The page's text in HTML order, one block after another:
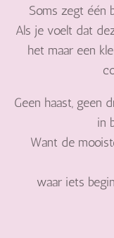
Soms zegt één
Als je voelt dat
het maar een
Geen haast, geen
in
Want de
waar iets